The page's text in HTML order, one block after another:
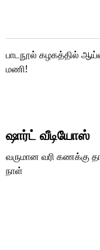
பாடநூல் கழகத்தில்
மணி!
ஷார்ட் வீடியோஸ்
வருமான வரி கணக்கு
நாள்